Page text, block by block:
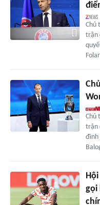
Chủ
trận
Chủ
trận
đình
gọi